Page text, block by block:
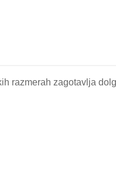
razmerah zagotavlja